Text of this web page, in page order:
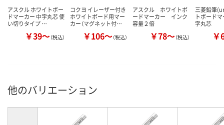
アスクル ホワイトボー
ドマーカー 中字丸芯 使
い切りタイプ …
￥39～（税込）
コクヨ イレーザー付き
ホワイトボード用マー
カー（マグネット付…
￥106～（税込）
アスクル ホワイトボ
ードマーカー インク
容量２倍
￥78～（税込）
三菱鉛筆
トボード
字丸芯
￥
他のバリエーション